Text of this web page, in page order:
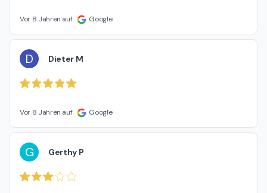
Vor 8 Jahren auf Google
D Dieter M
Vor 8 Jahren auf Google
G Gerthy P